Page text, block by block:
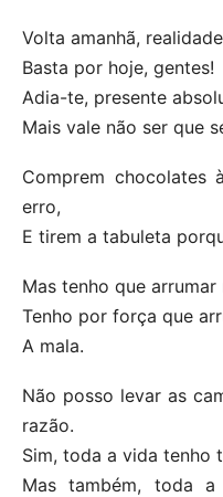
Volta amanhã,
Basta por hoje, gentes!
Adia-te, presente
Mais vale não ser que
Comprem chocolates
erro,
E tirem a tabuleta
Mas tenho que arrumar
Tenho por força que
A mala.
Não posso levar as
razão.
Sim, toda a vida tenho
Mas também, toda